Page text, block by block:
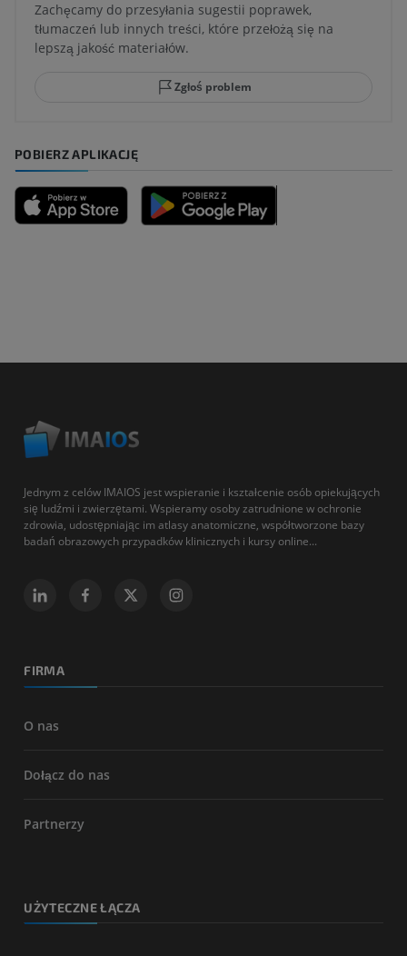
Zachęcamy do przesyłania sugestii poprawek,
tłumaczeń lub innych treści, które przełożą się na
lepszą jakość materiałów.
Zgłoś problem
POBIERZ APLIKACJĘ
Jednym z celów IMAIOS jest wspieranie i kształcenie osób opiekujących
się ludźmi i zwierzętami. Wspieramy osoby zatrudnione w ochronie
zdrowia, udostępniając im atlasy anatomiczne, współtworzone bazy
badań obrazowych przypadków klinicznych i kursy online...
FIRMA
O nas
Dołącz do nas
Partnerzy
UŻYTECZNE ŁĄCZA